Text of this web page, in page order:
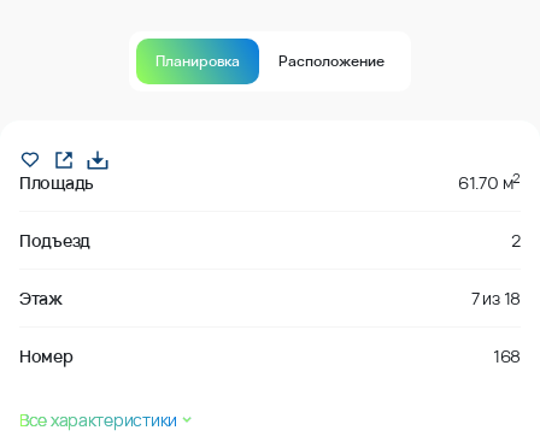
Планировка Расположение
Площадь 61.70 м2
Подъезд 2
Этаж 7из18
Номер 168
Все характеристики